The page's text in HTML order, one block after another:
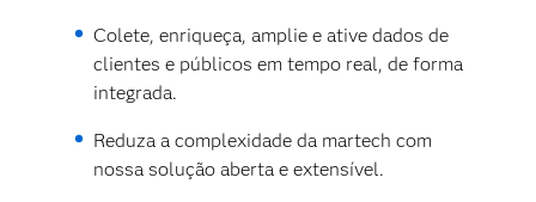
Colete, enriqueça, amplie e ative dados de
clientes e públicos em tempo real, de forma
integrada.
Reduza a complexidade da martech com
nossa solução aberta e extensível.